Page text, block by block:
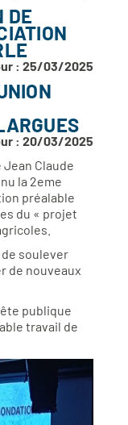
DE
: 25/03/2025
: 20/03/2025
Jean Claude
la 2eme
préalable
du « projet
soulever
de nouveaux
publique
travail de